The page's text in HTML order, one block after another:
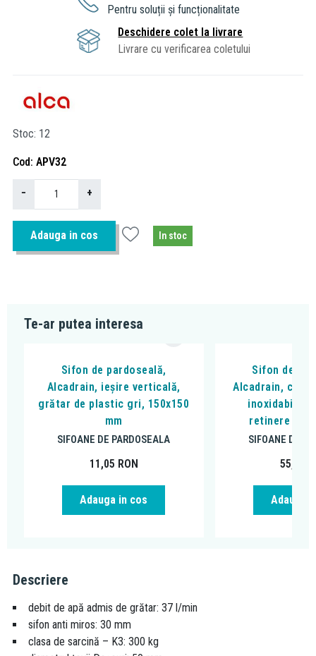
Pentru soluții și funcționalitate
Deschidere colet la livrare
Livrare cu verificarea coletului
Stoc 12
Cod APV32
− +
Adauga in cos In stoc
Te-ar putea interesa
Sifon de pardoseală,
Alcadrain, ieșire verticală,
grătar de plastic gri, 150x150
mm
SIFOANE DE PARDOSEALA
11,05 RON
Adauga in cos
Sifon de
Alcadrain, cu
inoxidabil si
retinere a
SIFOANE DE
55,97
Adauga
Descriere
debit de apă admis de grătar: 37 l/min
sifon anti miros: 30 mm
clasa de sarcină – K3: 300 kg